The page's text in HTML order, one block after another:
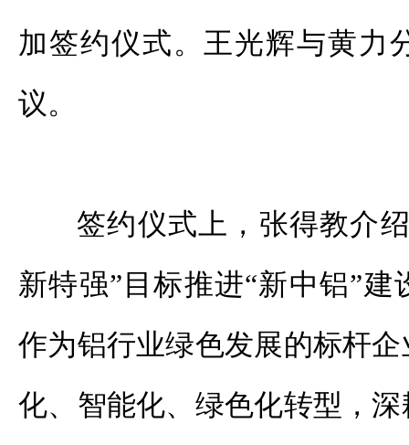
加签约仪式。王光辉与黄力
议。
签约仪式上，张得教介
新特强”目标推进“新中铝”
作为铝行业绿色发展的标杆
化、智能化、绿色化转型，